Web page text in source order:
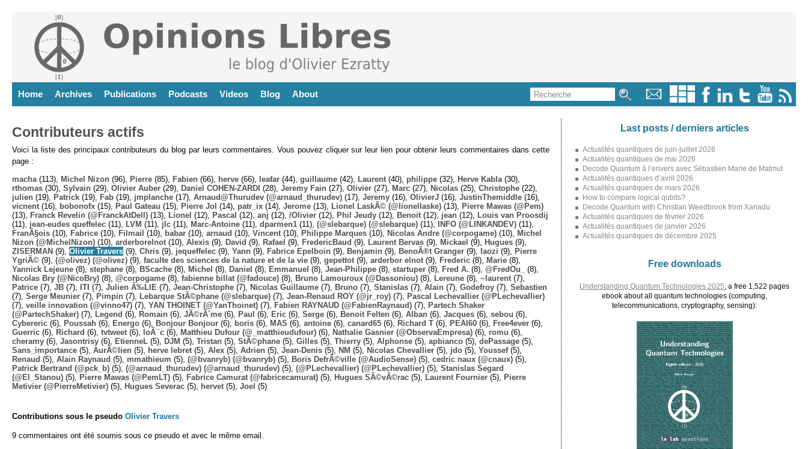
Home Archives Publications Podcasts Videos Blog About
Contributeurs actifs
Voici la liste des principaux contributeurs du blog par leurs commentaires. Vous pouvez cliquer sur leur lien pour obtenir leurs commentaires dans cette
page :
macha (113), Michel Nizon (96), Pierre (85), Fabien (66), herve (66), leafar (44), guillaume (42), Laurent (40), philippe (32), Herve Kabla (30),
rthomas (30), Sylvain (29), Olivier Auber (29), Daniel COHEN-ZARDI (28), Jeremy Fain (27), Olivier (27), Marc (27), Nicolas (25), Christophe (22),
julien (19), Patrick (19), Fab (19), jmplanche (17), Arnaud@Thurudev (@arnaud_thurudev) (17), Jeremy (16), OlivierJ (16), JustinThemiddle (16),
vicnent (16), bobonofx (15), Paul Gateau (15), Pierre Jol (14), patr_ix (14), Jerome (13), Lionel LaskÃ© (@lionellaske) (13),
Pierre Mawas (@Pem)
(13),
Franck Revelin (@FranckAtDell) (13), Lionel (12), Pascal (12), anj (12), /Olivier (12), Phil Jeudy (12), Benoit (12), jean (12),
Louis van Proosdij
(11), jean-eudes queffelec (11), LVM (11), jlc (11), Marc-Antoine (11), dparmen1 (11), (@slebarque) (@slebarque) (11), INFO (@LINKANDEV) (11),
FranÃ§ois (10), Fabrice (10), Filmail (10), babar (10), arnaud (10), Vincent (10), Philippe Marques (10), Nicolas Andre (@corpogame) (10),
Michel
Nizon (@MichelNizon) (10), arderborelnot (10), Alexis (9), David (9), Rafael (9), FredericBaud (9), Laurent Bervas (9), Mickael (9), Hugues (9),
ZISERMAN (9), Olivier Travers (9), Chris (9), jequeffelec (9), Yann (9), Fabrice Epelboin (9), Benjamin (9), BenoÃ®t Granger (9), laozi (9),
Pierre
YgriÃ© (9), (@olivez) (@olivez) (9), faculte des sciences de la nature et de la vie (9), gepettot (9), arderbor elnot (9), Frederic (8), Marie (8),
Yannick Lejeune (8), stephane (8), BScache (8), Michel (8), Daniel (8), Emmanuel (8), Jean-Philippe (8), startuper (8), Fred A. (8), @FredOu_
(8),
Nicolas Bry (@NicoBry) (8), @corpogame (8), fabienne billat (@fadouce) (8), Bruno Lamouroux (@Dassoniou) (8), Lereune (8), ~laurent (7),
Patrice (7), JB (7), ITI (7), Julien Ã‰LIE (7), Jean-Christophe (7), Nicolas Guillaume (7), Bruno (7), Stanislas (7), Alain (7), Godefroy (7), Sebastien
(7), Serge Meunier (7), Pimpin (7), Lebarque StÃ©phane (@slebarque) (7), Jean-Renaud ROY (@jr_roy) (7),
Pascal Lechevallier (@PLechevallier)
(7), veille innovation (@vinno47) (7), YAN THOINET (@YanThoinet) (7), Fabien RAYNAUD (@FabienRaynaud) (7),
Partech Shaker
(@PartechShaker) (7), Legend (6), Romain (6), JÃ©rÃ´me (6), Paul (6), Eric (6), Serge (6), Benoit Felten (6), Alban (6), Jacques (6), sebou (6),
Cybereric (6), Poussah (6), Energo (6), Bonjour Bonjour (6), boris (6), MAS (6), antoine (6), canard65 (6), Richard T (6), PEAI60 (6), Free4ever (6),
Guerric (6), Richard (6), tvtweet (6), loÃ¯c (6), Matthieu Dufour (@_matthieudufour) (6), Nathalie Gasnier (@ObservaEmpresa) (6), romu (6),
cheramy (6), Jasontrisy (6), EtienneL (5), DJM (5), Tristan (5), StÃ©phane (5), Gilles (5), Thierry (5), Alphonse (5), apbianco (5), dePassage (5),
Sans_importance (5), AurÃ©lien (5), herve lebret (5), Alex (5), Adrien (5), Jean-Denis (5), NM (5), Nicolas Chevallier (5), jdo (5), Youssef(5),
Renaud (5), Alain Raynaud (5), mmathieum (5), (@bvanryb) (@bvanryb) (5), Boris DefrÃ©ville (@AudioSense) (5), cedric naux (@cnaux) (5),
Patrick Bertrand (@pck_b) (5), (@arnaud_thurudev) (@arnaud_thurudev) (5), (@PLechevallier) (@PLechevallier) (5), Stanislas Segard
(@El_Stanou) (5), Pierre Mawas (@PemLT) (5), Fabrice Camurat (@fabricecamurat) (5), Hugues SÃ©vÃ©rac (5), Laurent Fournier (5),
Pierre
Metivier (@PierreMetivier) (5), Hugues Severac (5), hervet (5), Joel (5)
Contributions sous le pseudo Olivier Travers
9 commentaires ont été soumis sous ce pseudo et avec le même email.
Last posts / derniers articles
Actualités quantiques de juin-juillet 2026
Actualités quantiques de mai 2026
Decode Quantum à l’envers avec Sébastien Marie de Matmut
Actualités quantiques d’avril 2026
Actualités quantiques de mars 2026
How to compare logical qubits?
Decode Quantum with Christian Weedbrook from Xanadu
Actualités quantiques de février 2026
Actualités quantiques de janvier 2026
Actualités quantiques de décembre 2025
Free downloads
Understanding Quantum Technologies 2025 , a free 1,522 pages
ebook about all quantum technologies (computing,
telecommunications, cryptography, sensing):